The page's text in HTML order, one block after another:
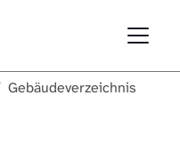
Gebäudeverzeichnis